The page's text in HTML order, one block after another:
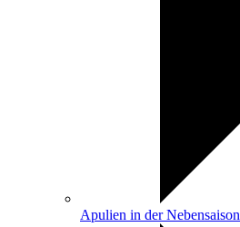
Apulien in der Nebensaison